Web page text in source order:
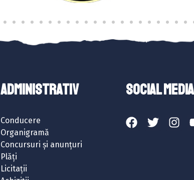
ADMINISTRATIV
Conducere
Organigramă
Concursuri și anunțuri
Plăți
Licitații
SOCIAL MEDIA